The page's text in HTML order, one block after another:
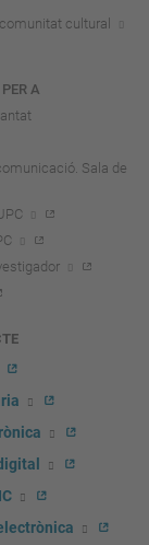
cultural
A
Sala de